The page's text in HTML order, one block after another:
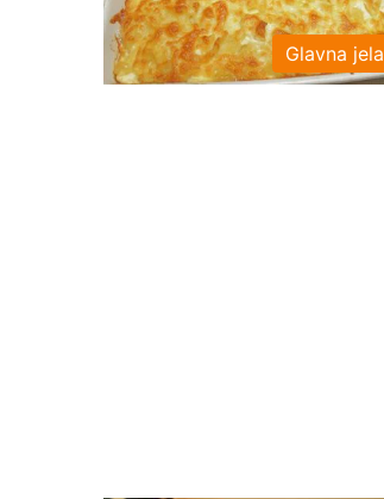
Glavna jela